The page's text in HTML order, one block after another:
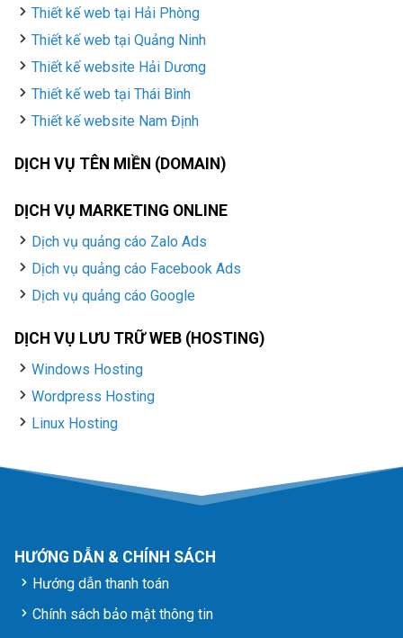
Thiết kế web tại Hải Phòng
Thiết kế web tại Quảng Ninh
Thiết kế website Hải Dương
Thiết kế web tại Thái Bình
Thiết kế website Nam Định
DỊCH VỤ TÊN MIỀN (DOMAIN)
DỊCH VỤ MARKETING ONLINE
Dịch vụ quảng cáo Zalo Ads
Dịch vụ quảng cáo Facebook Ads
Dịch vụ quảng cáo Google
DỊCH VỤ LƯU TRỮ WEB (HOSTING)
Windows Hosting
Wordpress Hosting
Linux Hosting
HƯỚNG DẪN & CHÍNH SÁCH
Hướng dẫn thanh toán
Chính sách bảo mật thông tin